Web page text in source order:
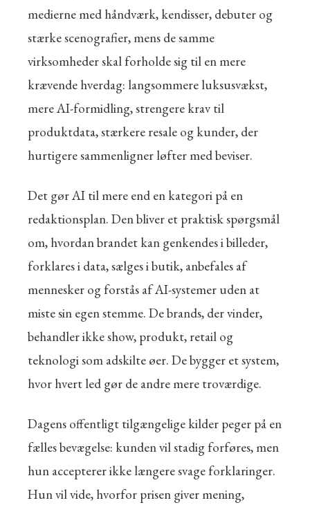
medierne med håndværk, kendisser, debuter og
stærke scenografier, mens de samme
virksomheder skal forholde sig til en mere
krævende hverdag: langsommere luksusvækst,
mere AI-formidling, strengere krav til
produktdata, stærkere resale og kunder, der
hurtigere sammenligner løfter med beviser.
Det gør AI til mere end en kategori på en
redaktionsplan. Den bliver et praktisk spørgsmål
om, hvordan brandet kan genkendes i billeder,
forklares i data, sælges i butik, anbefales af
mennesker og forstås af AI-systemer uden at
miste sin egen stemme. De brands, der vinder,
behandler ikke show, produkt, retail og
teknologi som adskilte øer. De bygger et system,
hvor hvert led gør de andre mere troværdige.
Dagens offentligt tilgængelige kilder peger på en
fælles bevægelse: kunden vil stadig forføres, men
hun accepterer ikke længere svage forklaringer.
Hun vil vide, hvorfor prisen giver mening,